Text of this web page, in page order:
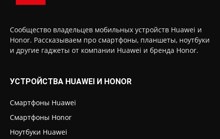
Сообщество владельцев мобильных устройств Huawei и
Honor. Рассказываем про смартфоны, планшеты, ноутбуки
и другие гаджеты от компании Huawei и бренда Honor.
УСТРОЙСТВА HUAWEI И HONOR
Смартфоны Huawei
Смартфоны Honor
Ноутбуки Huawei